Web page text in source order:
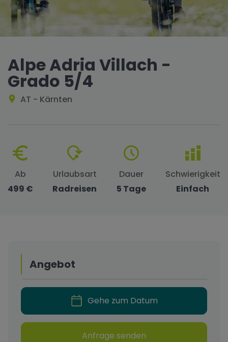
Alpe Adria Villach -
Grado 5/4
AT - Kärnten
Ab
499 €
Urlaubsart
Radreisen
Dauer
5 Tage
Schwierigkeit
Einfach
Angebot
Gehe zum Datum
Anfrage senden